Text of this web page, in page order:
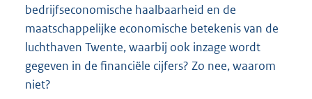
bedrijfseconomische haalbaarheid en de
maatschappelijke economische betekenis van de
luchthaven Twente, waarbij ook inzage wordt
gegeven in de financiële cijfers? Zo nee, waarom
niet?